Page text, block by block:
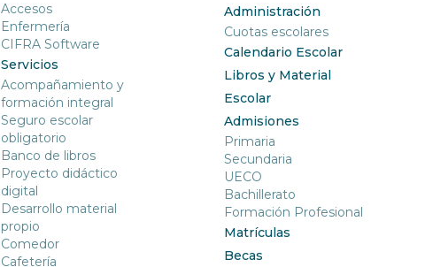
Accesos
Enfermería
CIFRA Software
Servicios
Acompañamiento y
formación integral
Seguro escolar
obligatorio
Banco de libros
Proyecto didáctico
digital
Desarrollo material
propio
Comedor
Cafetería
Administración
Cuotas escolares
Calendario Escolar
Libros y Material
Escolar
Admisiones
Primaria
Secundaria
UECO
Bachillerato
Formación Profesional
Matrículas
Becas